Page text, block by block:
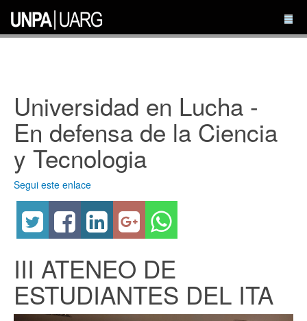
Universidad en Lucha -
En defensa de la Ciencia
y Tecnologia
Segui este enlace
III ATENEO DE
ESTUDIANTES DEL ITA